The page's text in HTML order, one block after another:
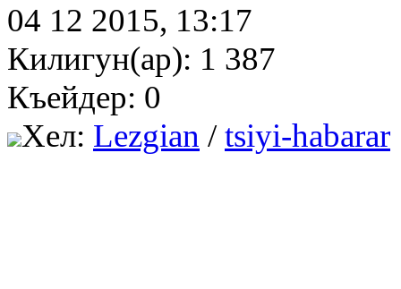
04 12 2015, 13:17
Килигун(ар): 1 387
Къейдер: 0
Хел: Lezgian /tsiyi-habarar